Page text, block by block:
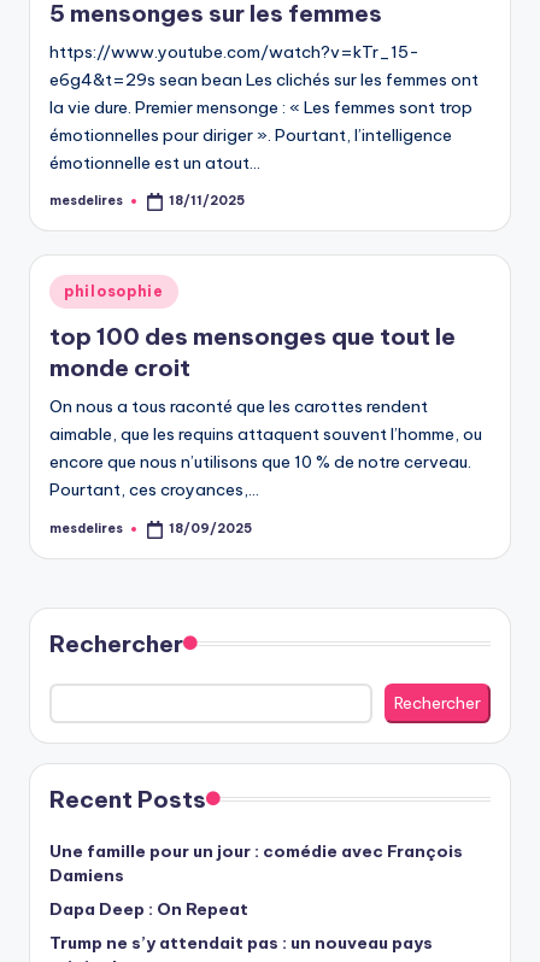
5 mensonges sur les femmes
https://www.youtube.com/watch?v=kTr_15-
e6g4&t=29s sean bean Les clichés sur les femmes ont
la vie dure. Premier mensonge : « Les femmes sont trop
émotionnelles pour diriger ». Pourtant, l’intelligence
émotionnelle est un atout…
Posted
mesdelires 18/11/2025
Posted
in
philosophie
top 100 des mensonges que tout le
monde croit
On nous a tous raconté que les carottes rendent
aimable, que les requins attaquent souvent l’homme, ou
encore que nous n’utilisons que 10 % de notre cerveau.
Pourtant, ces croyances,…
Posted
mesdelires 18/09/2025
Rechercher
Rechercher
Recent Posts
Une famille pour un jour : comédie avec François
Damiens
Dapa Deep : On Repeat
Trump ne s’y attendait pas : un nouveau pays